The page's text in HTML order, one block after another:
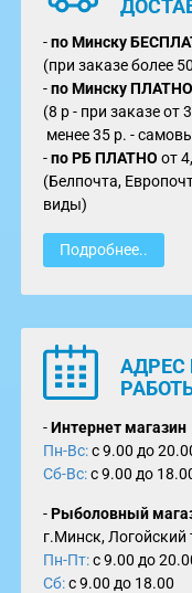
-по Минску
(при заказе более
-по Минску ПЛАТНО
(8 р - при заказе от
менее 35 р. -
-поРБ ПЛАТНО от
(Белпочта,
виды)
Подробнее..
-Интернет магазин
Пн-Вс:с 9.00 до
Сб-Вс:с 9.00 до
-Рыболовный
г.Минск, Логойский
Пн-Пт:с 9.00 до
Сб:с 9.00 до 18.00